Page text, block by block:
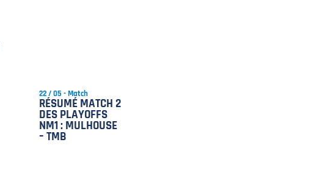
22 / 05 - Match
RÉSUMÉ MATCH 2
DES PLAYOFFS
NM1 : MULHOUSE
– TMB